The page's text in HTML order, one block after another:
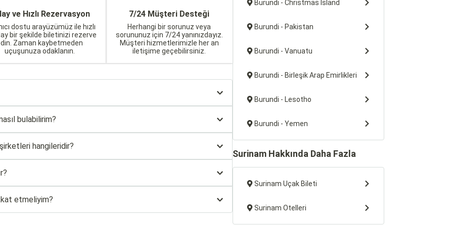
ve Hızlı Rezervasyon
dostu arayüzümüz ile hızlı
bir şekilde biletinizi rezerve
Zaman kaybetmeden
uçuşunuza odaklanın.
7/24 Müşteri Desteği
Herhangi bir sorunuz veya
sorununuz için 7/24 yanınızdayız.
Müşteri hizmetlerimizle her an
iletişime geçebilirsiniz.
bulabilirim?
hangileridir?
etmeliyim?
Burundi - Christmas Island
Burundi - Pakistan
Burundi - Vanuatu
Burundi - Birleşik Arap Emirlikleri
Burundi - Lesotho
Burundi - Yemen
Surinam Hakkında Daha Fazla
Surinam Uçak Bileti
Surinam Otelleri